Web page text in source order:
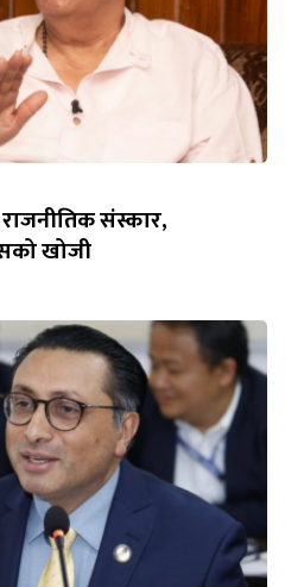
संस्कार,
खोजी